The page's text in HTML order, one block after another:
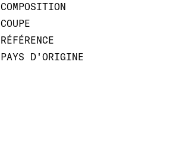
COMPOSITION
COUPE
RÉFÉRENCE
PAYS D'ORIGINE